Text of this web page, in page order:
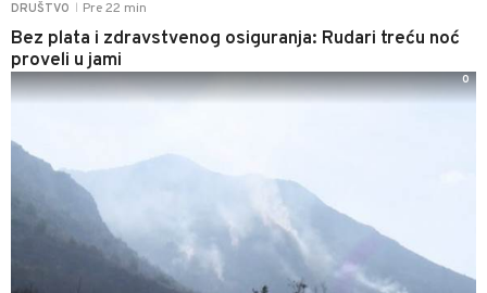
DRUŠTVO Pre 22 min
Bez plata i zdravstvenog osiguranja: Rudari treću noć
proveli u jami
0